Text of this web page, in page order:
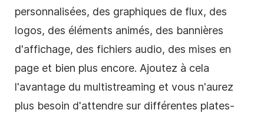
personnalisées, des graphiques de flux, des
logos, des éléments animés, des bannières
d'affichage, des fichiers audio, des mises en
page et bien plus encore. Ajoutez à cela
l'avantage du multistreaming et vous n'aurez
plus besoin d'attendre sur différentes plates-